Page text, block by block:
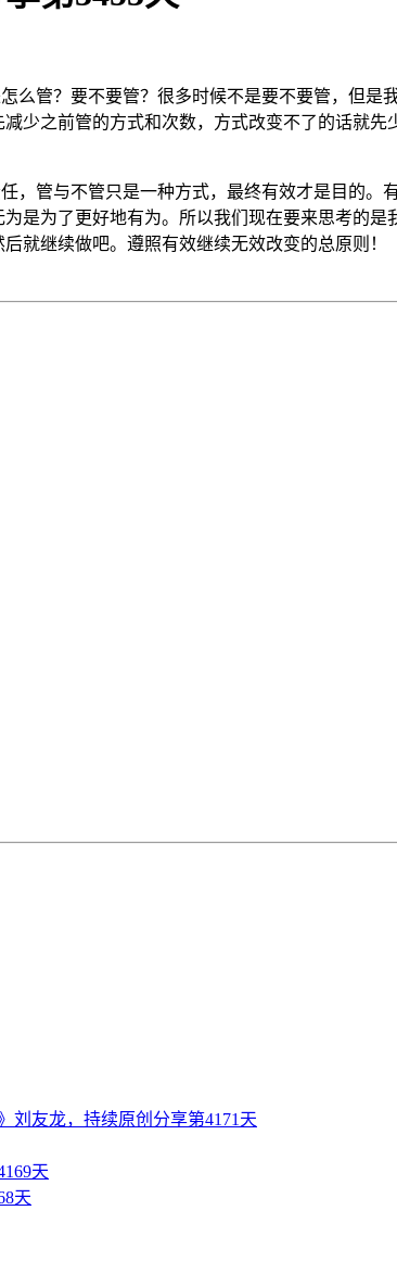
么管？要不要管？很多时候不是要不要管，但是
少之前管的方式和次数，方式改变不了的话就
管与不管只是一种方式，最终有效才是目的。
是为了更好地有为。所以我们现在要来思考的
就继续做吧。遵照有效继续无效改变的总原则！
刘友龙，持续原创分享第4171天
天
天